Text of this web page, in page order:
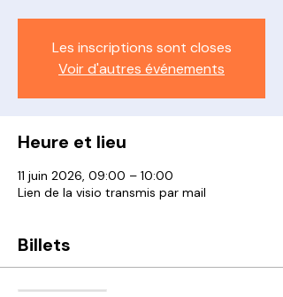
Les inscriptions sont closes
Voir d'autres événements
Heure et lieu
11 juin 2026, 09:00 – 10:00
Lien de la visio transmis par mail
Billets